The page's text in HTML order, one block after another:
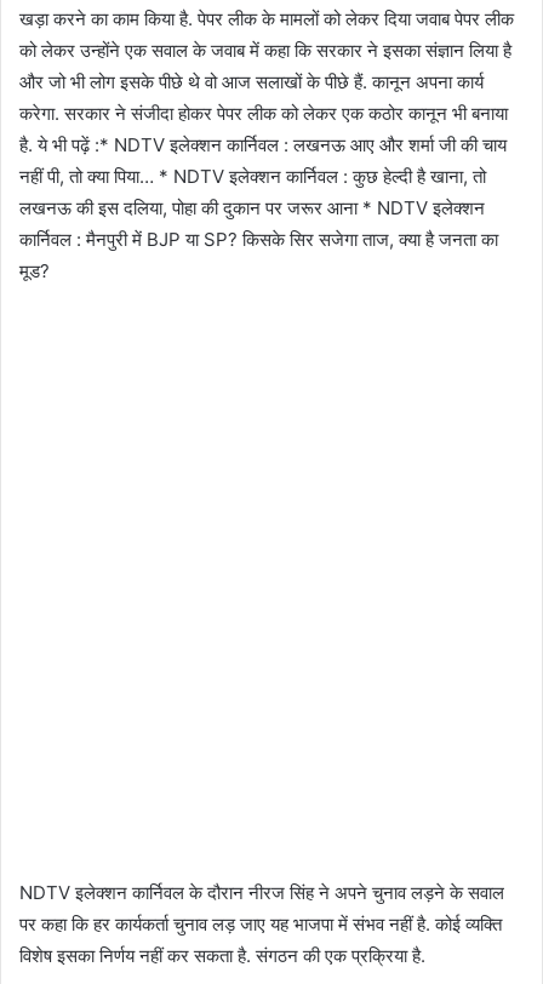
खड़ा करने का काम किया है. पेपर लीक के मामलों को लेकर दिया जवाब पेपर लीक
को लेकर उन्‍होंने एक सवाल के जवाब में कहा कि सरकार ने इसका संज्ञान लिया है
और जो भी लोग इसके पीछे थे वो आज सलाखों के पीछे हैं. कानून अपना कार्य
करेगा. सरकार ने संजीदा होकर पेपर लीक को लेकर एक कठोर कानून भी बनाया
है. ये भी पढ़ें :* NDTV इलेक्शन कार्निवल : लखनऊ आए और शर्मा जी की चाय
नहीं पी, तो क्या पिया… * NDTV इलेक्शन कार्निवल : कुछ हेल्दी है खाना, तो
लखनऊ की इस दलिया, पोहा की दुकान पर जरूर आना * NDTV इलेक्शन
कार्निवल : मैनपुरी में BJP या SP? किसके सिर सजेगा ताज, क्या है जनता का
मूड?
NDTV इलेक्शन कार्निवल के दौरान नीरज सिंह ने अपने चुनाव लड़ने के सवाल
पर कहा कि हर कार्यकर्ता चुनाव लड़ जाए यह भाजपा में संभव नहीं है. कोई व्‍यक्ति
विशेष इसका निर्णय नहीं कर सकता है. संगठन की एक प्रक्रिया है.